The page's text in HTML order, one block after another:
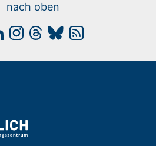
nach oben